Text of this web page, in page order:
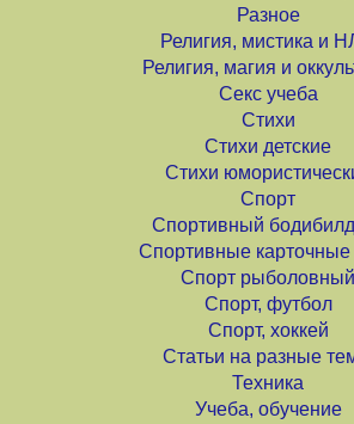
Разное
Религия, мистика и
Религия, магия и
Секс учеба
Стихи
Стихи детские
Стихи
Спорт
Спортивный
Спортивные карточные
Спорт рыболовный
Спорт, футбол
Спорт, хоккей
Статьи на разные
Техника
Учеба, обучение